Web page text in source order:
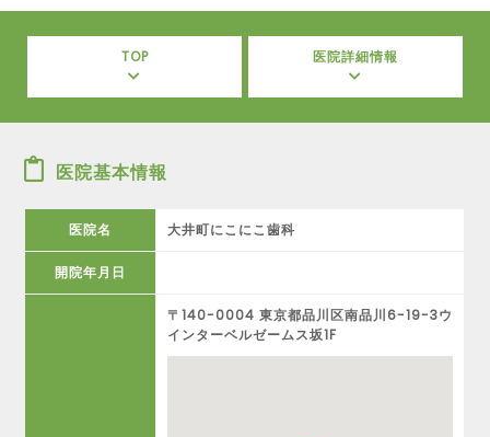
TOP 医院詳細情報
医院基本情報
医院名 大井町にこにこ歯科
開院年月日
〒140-0004 東京都品川区南品川6-19-3ウ
インターベルゼームス坂1F